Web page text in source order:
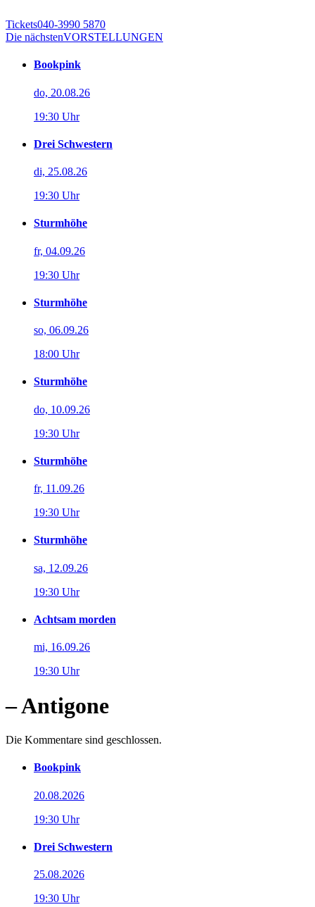
Tickets040-3990 5870
Die nächstenVORSTELLUNGEN
Bookpink
do, 20.08.26
19:30 Uhr
Drei Schwestern
di, 25.08.26
19:30 Uhr
Sturmhöhe
fr, 04.09.26
19:30 Uhr
Sturmhöhe
so, 06.09.26
18:00 Uhr
Sturmhöhe
do, 10.09.26
19:30 Uhr
Sturmhöhe
fr, 11.09.26
19:30 Uhr
Sturmhöhe
sa, 12.09.26
19:30 Uhr
Achtsam morden
mi, 16.09.26
19:30 Uhr
– Antigone
Die Kommentare sind geschlossen.
Bookpink
20.08.2026
19:30 Uhr
Drei Schwestern
25.08.2026
19:30 Uhr